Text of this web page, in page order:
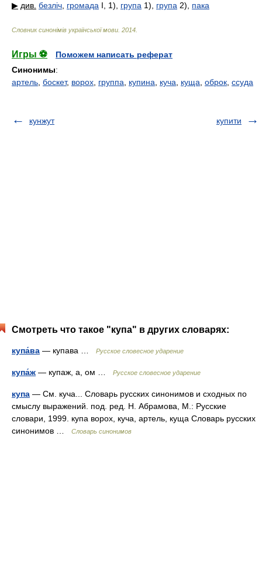
▶ див. безліч громада I, 1) група 1) група 2) пака
Словник синонімів української мови 2014
Игры ⚽
Поможем написать реферат
Синонимы:
артель боскет, ворох группа купина куча куща оброк ссуда
кунжут купити
Смотреть что такое "купа" в других словарях:
купа́ва — купава … Русское словесное ударение
купа́ж — купаж, а, ом … Русское словесное ударение
купа — См. куча... Словарь русских синонимов и сходных по
смыслу выражений. под. ред. Н. Абрамова, М.: Русские
словари, 1999. купа ворох, куча, артель, куща Словарь русских
синонимов …
Словарь синонимов